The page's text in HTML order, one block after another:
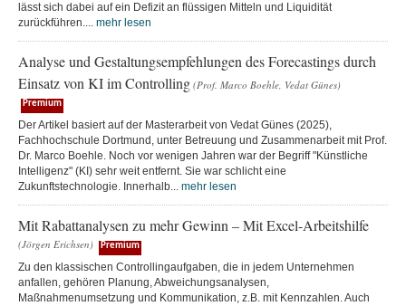
lässt sich dabei auf ein Defizit an flüssigen Mitteln und Liquidität
zurückführen.... mehr lesen
Analyse und Gestaltungsempfehlungen des Forecastings durch
Einsatz von KI im Controlling (Prof. Marco Boehle, Vedat Günes)
Premium
Der Artikel basiert auf der Masterarbeit von Vedat Günes (2025),
Fachhochschule Dortmund, unter Betreuung und Zusammenarbeit mit Prof.
Dr. Marco Boehle. Noch vor wenigen Jahren war der Begriff "Künstliche
Intelligenz" (KI) sehr weit entfernt. Sie war schlicht eine
Zukunftstechnologie. Innerhalb... mehr lesen
Mit Rabattanalysen zu mehr Gewinn – Mit Excel-Arbeitshilfe
(Jörgen Erichsen) Premium
Zu den klassischen Controllingaufgaben, die in jedem Unternehmen
anfallen, gehören Planung, Abweichungsanalysen,
Maßnahmenumsetzung und Kommunikation, z.B. mit Kennzahlen. Auch